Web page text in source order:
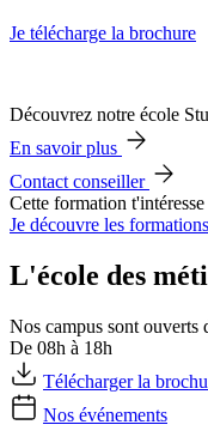
Je télécharge la brochure
Découvrez notre école
En savoir plus
Contact conseiller
Cette formation t'intéresse
Je découvre les formations
L'école des
Nos campus sont ouverts
De 08h à 18h
Télécharger la
Nos événements